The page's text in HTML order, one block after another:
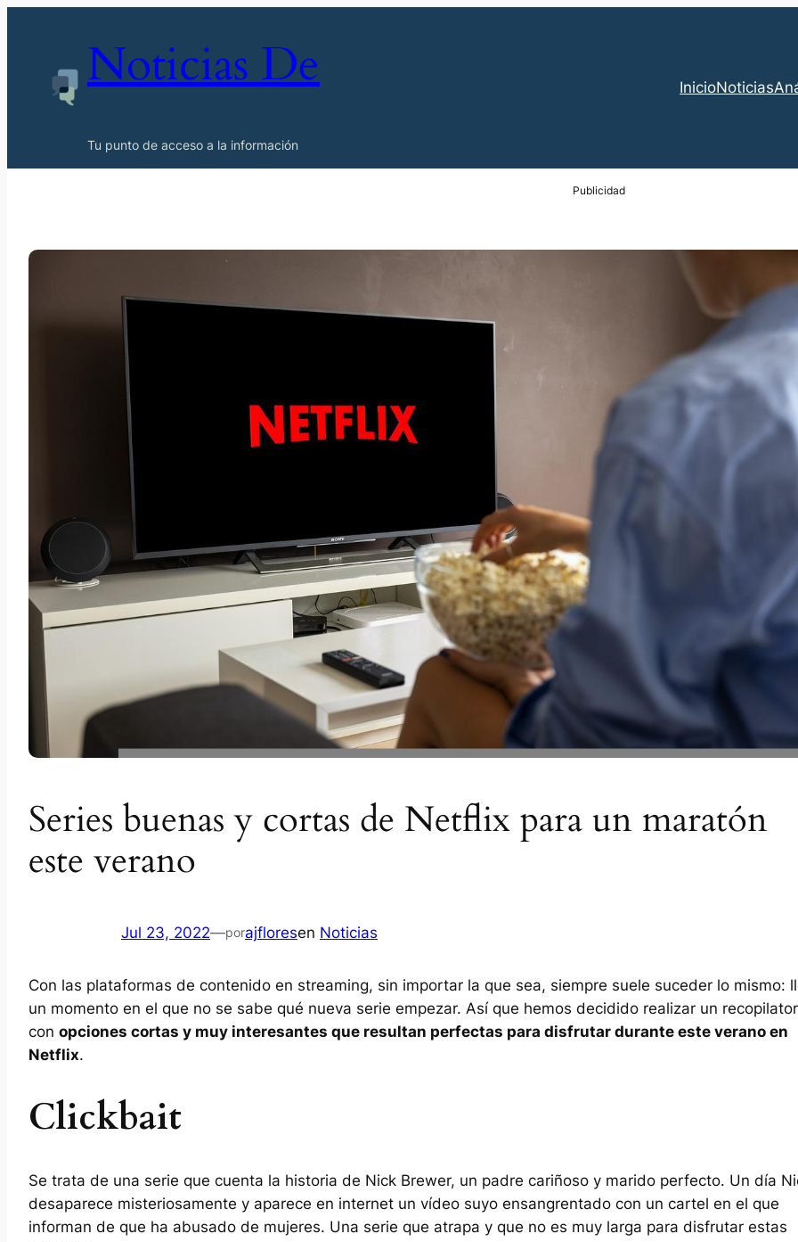
Noticias De
Tu punto de acceso a la información
InicioNoticias
Series buenas y cortas de Netflix para un maratón
este verano
Jul 23, 2022—porajfloresen Noticias
Con las plataformas de contenido en streaming, sin importar la que sea, siempre suele suceder lo mismo:
un momento en el que no se sabe qué nueva serie empezar. Así que hemos decidido realizar un
con opciones cortas y muy interesantes que resultan perfectas para disfrutar durante este verano en
Netflix.
Clickbait
Se trata de una serie que cuenta la historia de Nick Brewer, un padre cariñoso y marido perfecto. Un día
desaparece misteriosamente y aparece en internet un vídeo suyo ensangrentado con un cartel en el que
informan de que ha abusado de mujeres. Una serie que atrapa y que no es muy larga para disfrutar estas